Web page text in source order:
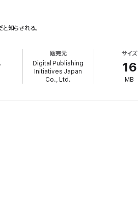
知らされる。
販売元
Digital Publishing
Initiatives Japan
Co., Ltd.
サイズ
16
MB